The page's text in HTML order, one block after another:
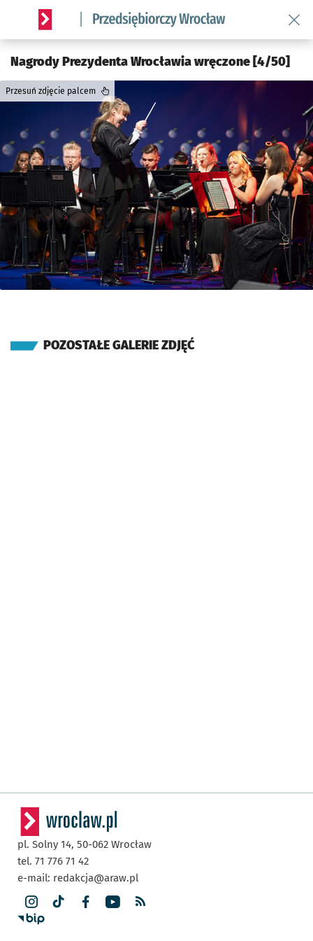
Serwis informacyjny wroclaw.pl podserwis: Strategia
Nagrody Prezydenta Wrocławia wręczone [4/50]
Przesuń zdjęcie palcem
POZOSTAŁE GALERIE ZDJĘĆ
pl. Solny 14, 50-062 Wrocław
tel. 71 776 71 42
e-mail: redakcja@araw.pl